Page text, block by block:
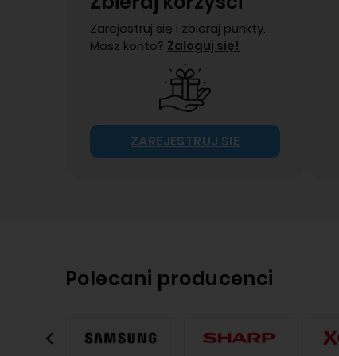
Zarejestruj się i zbieraj punkty.
Masz konto? Zaloguj się!
ZAREJESTRUJ SIĘ
Polecani producenci